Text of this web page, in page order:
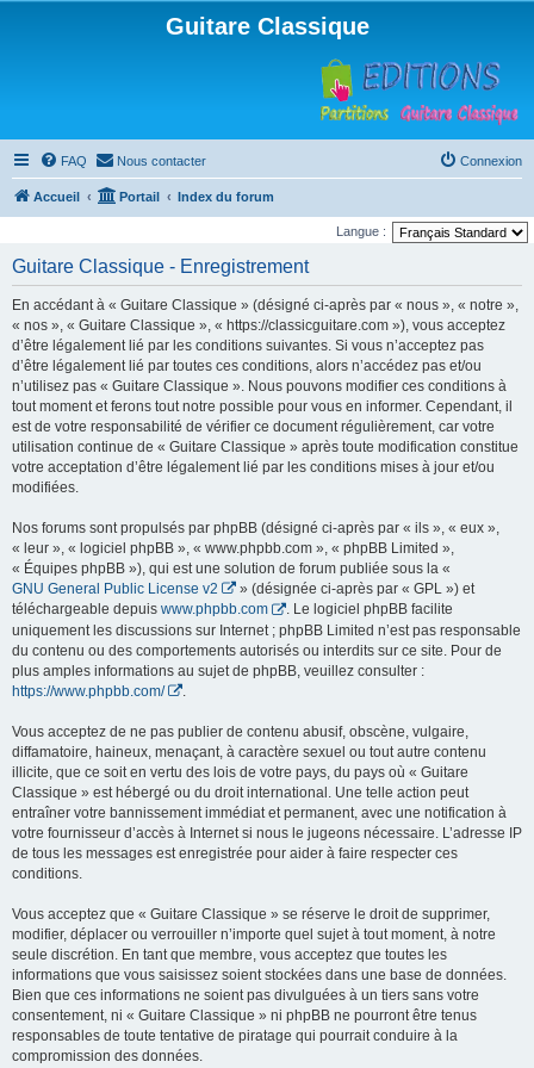
Guitare Classique
FAQ Nous contacter Connexion
Accueil Portail Index du forum
Langue :
Guitare Classique - Enregistrement
En accédant à « Guitare Classique » (désigné ci-après par « nous », « notre »,
« nos », « Guitare Classique », « https://classicguitare.com »), vous acceptez
d’être légalement lié par les conditions suivantes. Si vous n’acceptez pas
d’être légalement lié par toutes ces conditions, alors n’accédez pas et/ou
n’utilisez pas « Guitare Classique ». Nous pouvons modifier ces conditions à
tout moment et ferons tout notre possible pour vous en informer. Cependant, il
est de votre responsabilité de vérifier ce document régulièrement, car votre
utilisation continue de « Guitare Classique » après toute modification constitue
votre acceptation d’être légalement lié par les conditions mises à jour et/ou
modifiées.
Nos forums sont propulsés par phpBB (désigné ci-après par « ils », « eux »,
« leur », « logiciel phpBB », « www.phpbb.com », « phpBB Limited »,
« Équipes phpBB »), qui est une solution de forum publiée sous la «
GNU General Public License v2
» (désignée ci-après par « GPL ») et
téléchargeable depuis www.phpbb.com
. Le logiciel phpBB facilite
uniquement les discussions sur Internet ; phpBB Limited n’est pas responsable
du contenu ou des comportements autorisés ou interdits sur ce site. Pour de
plus amples informations au sujet de phpBB, veuillez consulter :
https://www.phpbb.com/
Vous acceptez de ne pas publier de contenu abusif, obscène, vulgaire,
diffamatoire, haineux, menaçant, à caractère sexuel ou tout autre contenu
illicite, que ce soit en vertu des lois de votre pays, du pays où « Guitare
Classique » est hébergé ou du droit international. Une telle action peut
entraîner votre bannissement immédiat et permanent, avec une notification à
votre fournisseur d’accès à Internet si nous le jugeons nécessaire. L’adresse IP
de tous les messages est enregistrée pour aider à faire respecter ces
conditions.
Vous acceptez que « Guitare Classique » se réserve le droit de supprimer,
modifier, déplacer ou verrouiller n’importe quel sujet à tout moment, à notre
seule discrétion. En tant que membre, vous acceptez que toutes les
informations que vous saisissez soient stockées dans une base de données.
Bien que ces informations ne soient pas divulguées à un tiers sans votre
consentement, ni « Guitare Classique » ni phpBB ne pourront être tenus
responsables de toute tentative de piratage qui pourrait conduire à la
compromission des données.